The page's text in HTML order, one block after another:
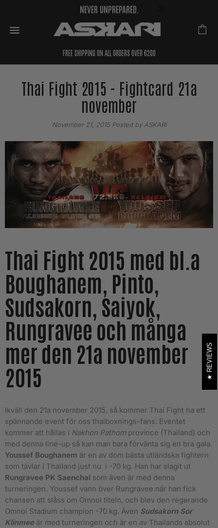
NEVER UNPREPARED.
FREE SHIPPING ON ALL ORDERS OVER €200
Thai Fight 2015 - Fightcard 21a
november
November 21, 2015Posted by ASKARI
Thai Fight 2015 med bl.a
Boughanem, Pinto,
Sudsakorn, Saiyok,
Rungravee och många
mer den 21a november
2015
Ikväll den 21a november 2015, så kommer Thai Fight ha ett
spännande event för oss thaiboxnings-fans. Eventet
kommer att hållas i Nakhon Pathom province (Thailand) och
med denna line-up så kan man bara förvänta sig en bra gala.
Youssef Boughanem är en av dom bästa utländska fightern
som tävlar i Thailand just nu i -70 kg. Han har slagit ut
Rungravee PK Saenchai som även är med denna
turneringen. Youssef vann över Rungravee när han fick
chansen att slåss om Omnoi titeln, och blev den regerande
Omnoi Stadium champion -70 kg. Även Sudsakorn Sor
Klinmee är med turneringen och är en av Thailands absolut
REVIEWS